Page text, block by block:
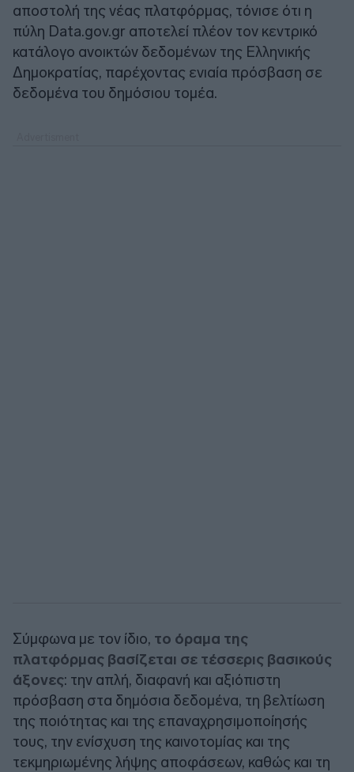
αποστολή της νέας πλατφόρμας, τόνισε ότι η
πύλη Data.gov.gr αποτελεί πλέον τον κεντρικό
κατάλογο ανοικτών δεδομένων της Ελληνικής
Δημοκρατίας, παρέχοντας ενιαία πρόσβαση σε
δεδομένα του δημόσιου τομέα.
Σύμφωνα με τον ίδιο, το όραμα της
πλατφόρμας βασίζεται σε τέσσερις βασικούς
άξονες: την απλή, διαφανή και αξιόπιστη
πρόσβαση στα δημόσια δεδομένα, τη βελτίωση
της ποιότητας και της επαναχρησιμοποίησής
τους, την ενίσχυση της καινοτομίας και της
τεκμηριωμένης λήψης αποφάσεων, καθώς και τη